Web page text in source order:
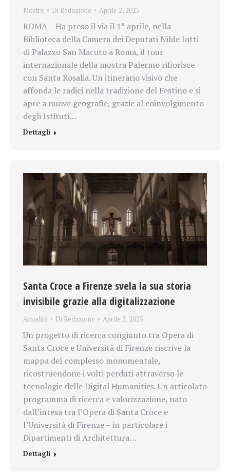
Mostre Di Redazione Aprile 2, 2025
ROMA – Ha preso il via il 1° aprile, nella
Biblioteca della Camera dei Deputati Nilde Iotti
di Palazzo San Macuto a Roma, il tour
internazionale della mostra Palermo rifiorisce
con Santa Rosalia. Un itinerario visivo che
affonda le radici nella tradizione del Festino e si
apre a nuove geografie, grazie al coinvolgimento
degli Istituti…
Dettagli
Santa Croce a Firenze svela la sua storia
invisibile grazie alla digitalizzazione
Attualità Di Redazione Aprile 2, 2025
Un progetto di ricerca congiunto tra Opera di
Santa Croce e Università di Firenze riscrive la
mappa del complesso monumentale,
ricostruendone i volti perduti attraverso le
tecnologie delle Digital Humanities. Un articolato
programma di ricerca e valorizzazione, nato
dall’intesa tra l’Opera di Santa Croce e
l’Università di Firenze – in particolare i
Dipartimenti di Architettura…
Dettagli